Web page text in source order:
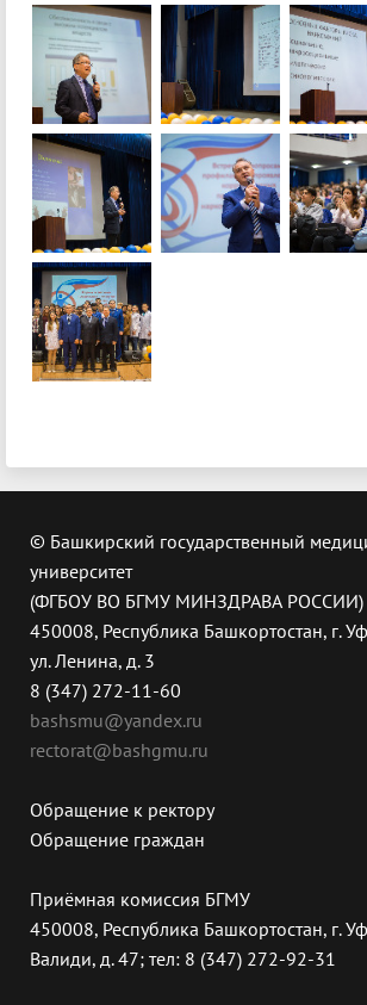
© Башкирский государственный
университет
(ФГБОУ ВО БГМУ МИНЗДРАВА РОССИИ)
450008, Республика Башкортостан, г.
ул. Ленина, д. 3
8 (347) 272-11-60
bashsmu@yandex.ru
rectorat@bashgmu.ru
Обращение к ректору
Обращение граждан
Приёмная комиссия БГМУ
450008, Республика Башкортостан, г.
Валиди, д. 47; тел: 8 (347) 272-92-31